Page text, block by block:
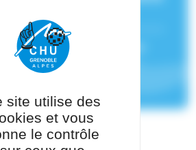
: Pôle Pédiatrie-
site utilise des
et vous
le contrôle